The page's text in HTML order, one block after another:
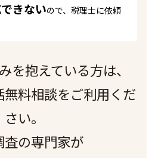
きないので、税理士に依頼
を抱えている方は、
無料相談をご利用くだ
さい。
査の専門家が